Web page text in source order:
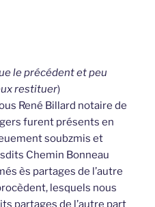
le précédent et peu
restituer)
René Billard notaire de
furent présents en
soubzmis et
Chemin Bonneau
ès partages de l’autre
lesquels nous
partages de l’autre part